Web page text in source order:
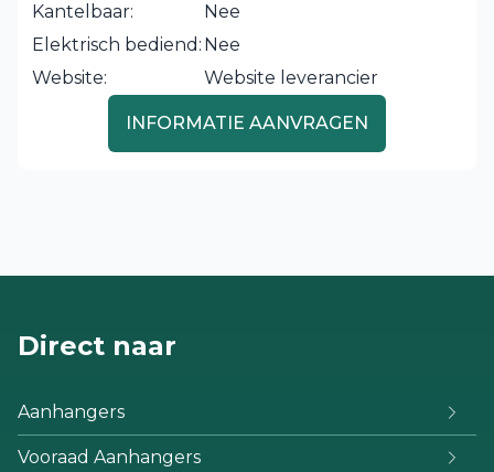
Kantelbaar:
Nee
Elektrisch bediend: Nee
Website:
Website leverancier
INFORMATIE AANVRAGEN
Direct naar
Aanhangers
Vooraad Aanhangers